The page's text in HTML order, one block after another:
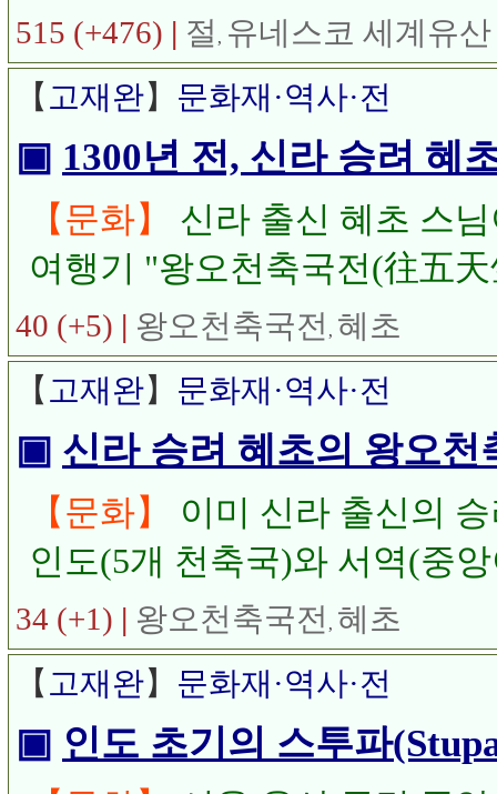
사찰들은 전망이 좋은 산자
답습니다.
515 (+476) | 절 , 유네스코 세계유산
【 고재완】 문화재·역사·전
▣ 1300년 전, 신라 승려 혜
【문화】
신라 출신 혜초 스
여행기 "왕오천축국전(往五
40 (+5) | 왕오천축국전 , 혜초
【 고재완】 문화재·역사·전
▣ 신라 승려 혜초의 왕오천
【문화】
이미 신라 출신의
인도(5개 천축국)와 서역(중
천축국전(往五天竺國傳)"에
보고 싶어 국립중앙박물관에
기획특별전)"이라는 도록에
원문은 정수일 역주의 "혜초
34 (+1) | 왕오천축국전 , 혜초
【 고재완】 문화재·역사·전
▣ 인도 초기의 스투파